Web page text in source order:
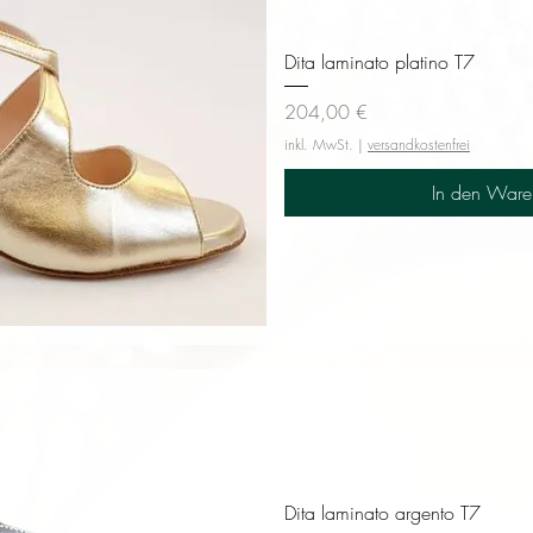
Dita laminato platino T7
Preis
204,00 €
inkl. MwSt. | versandkostenfrei
In den
Dita laminato argento T7